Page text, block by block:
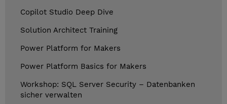
Copilot Studio Deep Dive
Solution Architect Training
Power Platform for Makers
Power Platform Basics for Makers
Workshop: SQL Server Security – Datenbanken
sicher verwalten